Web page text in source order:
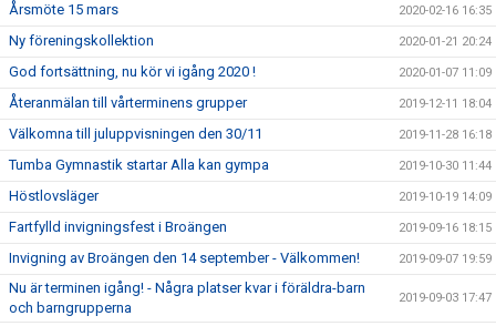
Årsmöte 15 mars 2020-02-16 16:35
Ny föreningskollektion 2020-01-21 20:24
God fortsättning, nu kör vi igång 2020 ! 2020-01-07 11:09
Återanmälan till vårterminens grupper 2019-12-11 18:04
Välkomna till juluppvisningen den 30/11 2019-11-28 16:18
Tumba Gymnastik startar Alla kan gympa 2019-10-30 11:44
Höstlovsläger 2019-10-19 14:09
Fartfylld invigningsfest i Broängen 2019-09-16 18:15
Invigning av Broängen den 14 september - Välkommen! 2019-09-07 19:59
Nu är terminen igång! - Några platser kvar i föräldra-barn
och barngrupperna
2019-09-03 17:47